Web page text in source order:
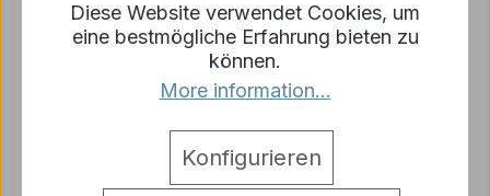
GAZ-71 RTR Metallketten Upgrade
Warnhinweise
Diese Website verwendet Cookies, um
eine bestmögliche Erfahrung bieten zu
können.
More information...
Konfigurieren